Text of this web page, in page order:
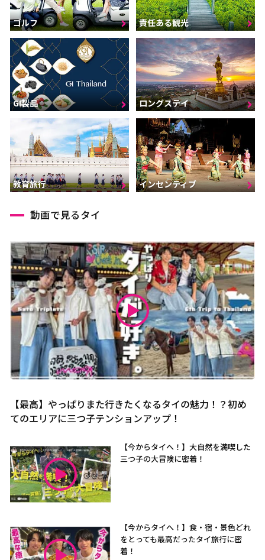
ゴルフ 責任ある観光
GI製品 ロングステイ
教育旅行 インセンティブ
動画で見るタイ
【最高】やっぱりまた行きたくなるタイの魅力！？初め
てのエリアに三つ子テンションアップ！
【今からタイへ！】大自然を満喫した
三つ子の大冒険に密着！
【今からタイへ！】食・宿・景色どれ
をとっても最高だったタイ旅行に密
着！